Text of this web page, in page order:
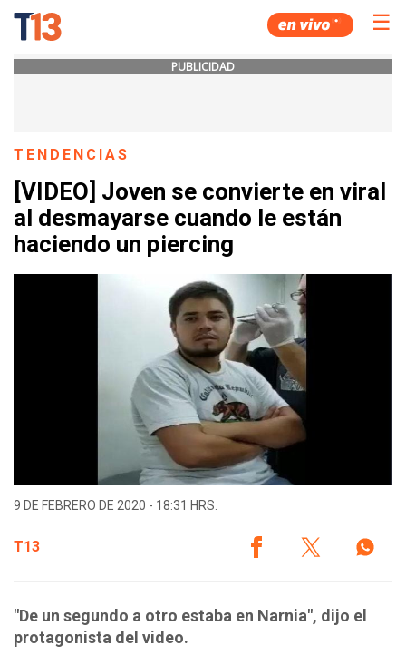
☰
PUBLICIDAD
TENDENCIAS
[VIDEO] Joven se convierte en viral
al desmayarse cuando le están
haciendo un piercing
9 DE FEBRERO DE 2020 - 18:31 HRS.
T13
"De un segundo a otro estaba en Narnia", dijo el
protagonista del video.